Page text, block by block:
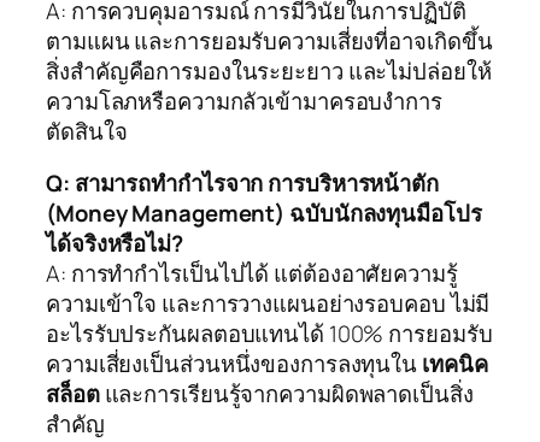
A: การควบคุมอารมณ์ การมีวินัยในการปฏิบัติ
ตามแผน และการยอมรับความเสี่ยงที่อาจเกิดขึ้น
สิ่งสำคัญคือการมองในระยะยาว และไม่ปล่อยให้
ความโลภหรือความกลัวเข้ามาครอบงำการ
ตัดสินใจ
Q: สามารถทำกำไรจาก การบริหารหน้าตัก
(Money Management) ฉบับนักลงทุนมือโปร
ได้จริงหรือไม่?
A: การทำกำไรเป็นไปได้ แต่ต้องอาศัยความรู้
ความเข้าใจ และการวางแผนอย่างรอบคอบ ไม่มี
อะไรรับประกันผลตอบแทนได้ 100% การยอมรับ
ความเสี่ยงเป็นส่วนหนึ่งของการลงทุนในเทคนิค
สล็อตและการเรียนรู้จากความผิดพลาดเป็นสิ่ง
สำคัญ